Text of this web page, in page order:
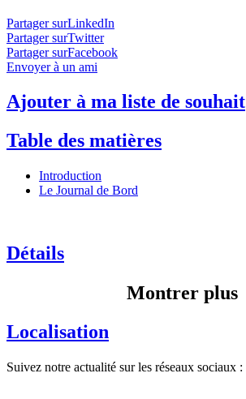
Partager surLinkedIn
Partager surTwitter
Partager surFacebook
Envoyer à un ami
Ajouter à ma liste de souhait
Table des matières
Introduction
Le Journal de Bord
Détails
Montrer plus
Localisation
Suivez notre actualité sur les réseaux sociaux :